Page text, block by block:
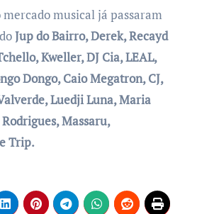
mercado musical já passaram
Jup do Bairro, Derek, Recayd
Kweller, DJ Cia, LEAL,
Dongo, Caio Megatron, CJ,
Luedji Luna, Maria
Massaru,
Trip.